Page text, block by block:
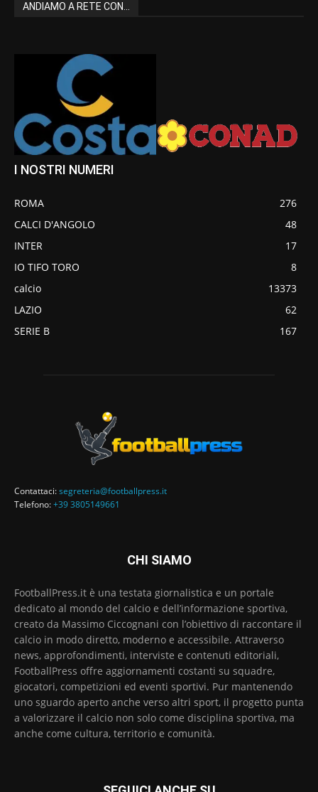
ANDIAMO A RETE CON...
I NOSTRI NUMERI
ROMA
276
CALCI D'ANGOLO
48
INTER
17
IO TIFO TORO
8
calcio
13373
LAZIO
62
SERIE B
167
Contattaci:segreteria@footballpress.it
Telefono:+39 3805149661
CHI SIAMO
FootballPress.it è una testata giornalistica e un portale
dedicato al mondo del calcio e dell’informazione sportiva,
creato da Massimo Ciccognani con l’obiettivo di raccontare il
calcio in modo diretto, moderno e accessibile. Attraverso
news, approfondimenti, interviste e contenuti editoriali,
FootballPress offre aggiornamenti costanti su squadre,
giocatori, competizioni ed eventi sportivi. Pur mantenendo
uno sguardo aperto anche verso altri sport, il progetto punta
a valorizzare il calcio non solo come disciplina sportiva, ma
anche come cultura, territorio e comunità.